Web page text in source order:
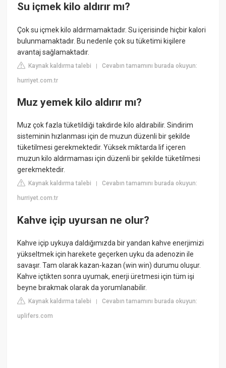
Su içmek kilo aldırır mı?
Çok su içmek kilo aldırmamaktadır. Su içerisinde hiçbir kalori
bulunmamaktadır. Bu nedenle çok su tüketimi kişilere
avantaj sağlamaktadır.
Kaynak kaldırma talebi |Cevabın tamamını burada okuyun:
hurriyet.com.tr
Muz yemek kilo aldırır mı?
Muz çok fazla tüketildiği takdirde kilo aldırabilir. Sindirim
sisteminin hızlanması için de muzun düzenli bir şekilde
tüketilmesi gerekmektedir. Yüksek miktarda lif içeren
muzun kilo aldırmaması için düzenli bir şekilde tüketilmesi
gerekmektedir.
Kaynak kaldırma talebi |Cevabın tamamını burada okuyun:
hurriyet.com.tr
Kahve içip uyursan ne olur?
Kahve içip uykuya daldığımızda bir yandan kahve enerjimizi
yükseltmek için harekete geçerken uyku da adenozin ile
savaşır. Tam olarak kazan-kazan (win win) durumu oluşur.
Kahve içtikten sonra uyumak, enerji üretmesi için tüm işi
beyne bırakmak olarak da yorumlanabilir.
Kaynak kaldırma talebi |Cevabın tamamını burada okuyun:
uplifers.com